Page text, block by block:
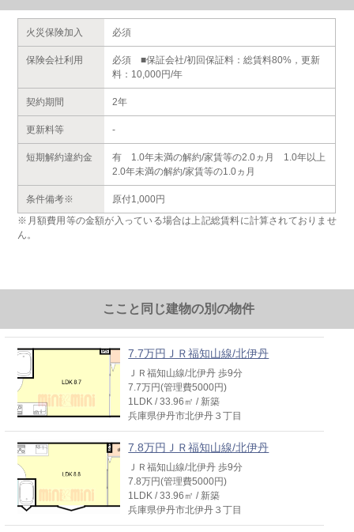
火災保険加入 必須
保険会社利用
必須 ■保証会社/初回保証料：総賃料80%，更新
料：10,000円/年
契約期間 2年
更新料等 -
短期解約違約金
有 1.0年未満の解約/家賃等の2.0ヵ月 1.0年以上
2.0年未満の解約/家賃等の1.0ヵ月
条件備考※
原付1,000円
※月額費用等の金額が入っている場合は上記総賃料に計算されておりませ
ん。
ここと同じ建物の別の物件
7.7万円ＪＲ福知山線/北伊丹
ＪＲ福知山線/北伊丹 歩9分
7.7万円(管理費5000円)
1LDK / 33.96㎡ / 新築
兵庫県伊丹市北伊丹３丁目
7.8万円ＪＲ福知山線/北伊丹
ＪＲ福知山線/北伊丹 歩9分
7.8万円(管理費5000円)
1LDK / 33.96㎡ / 新築
兵庫県伊丹市北伊丹３丁目